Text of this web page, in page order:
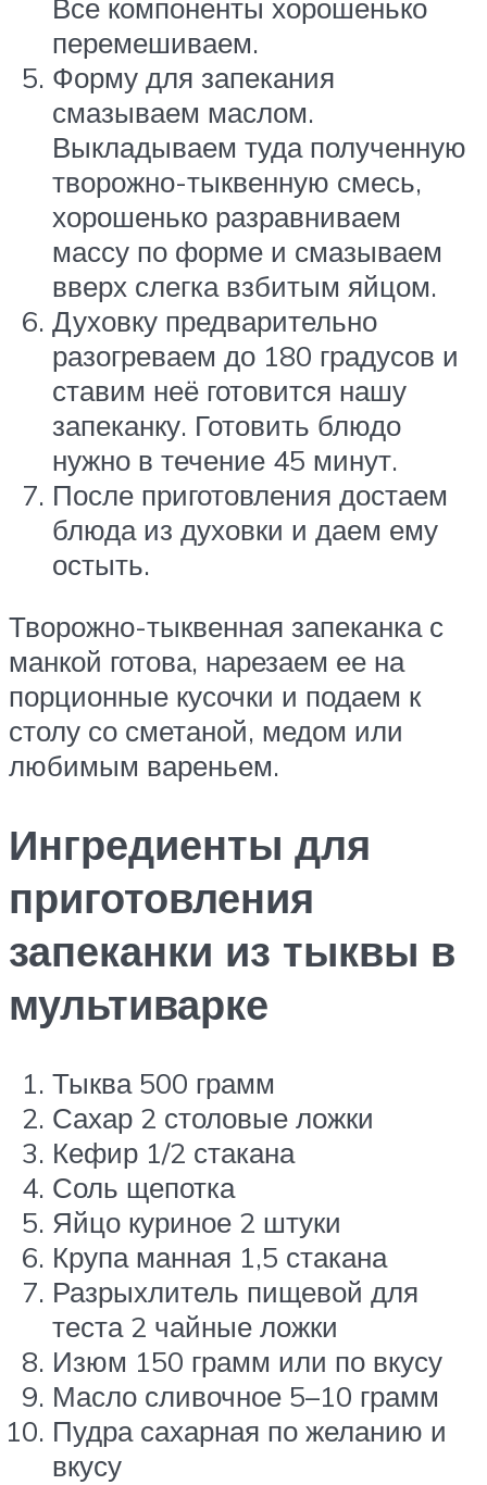
Все компоненты хорошенько
перемешиваем.
Форму для запекания
смазываем маслом.
Выкладываем туда полученную
творожно-тыквенную смесь,
хорошенько разравниваем
массу по форме и смазываем
вверх слегка взбитым яйцом.
Духовку предварительно
разогреваем до 180 градусов и
ставим неё готовится нашу
запеканку. Готовить блюдо
нужно в течение 45 минут.
После приготовления достаем
блюда из духовки и даем ему
остыть.
Творожно-тыквенная запеканка с
манкой готова, нарезаем ее на
порционные кусочки и подаем к
столу со сметаной, медом или
любимым вареньем.
Ингредиенты для
приготовления
запеканки из тыквы в
мультиварке
Тыква 500 грамм
Сахар 2 столовые ложки
Кефир 1/2 стакана
Соль щепотка
Яйцо куриное 2 штуки
Крупа манная 1,5 стакана
Разрыхлитель пищевой для
теста 2 чайные ложки
Изюм 150 грамм или по вкусу
Масло сливочное 5–10 грамм
Пудра сахарная по желанию и
вкусу